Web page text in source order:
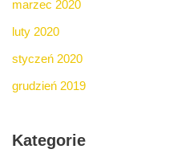
marzec 2020
luty 2020
styczeń 2020
grudzień 2019
Kategorie